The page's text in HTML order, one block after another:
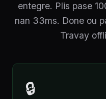
entegre. Plis pase
nan 33ms. Done ou
Travay
🔒